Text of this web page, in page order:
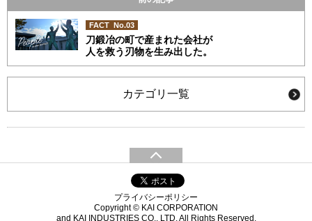
FACT No.03
刀鍛冶の町で産まれた会社が
人を救う刃物を生み出した。
カテゴリ一覧
プライバシーポリシー
Copyright © KAI CORPORATION
and KAI INDUSTRIES CO., LTD. All Rights Reserved.